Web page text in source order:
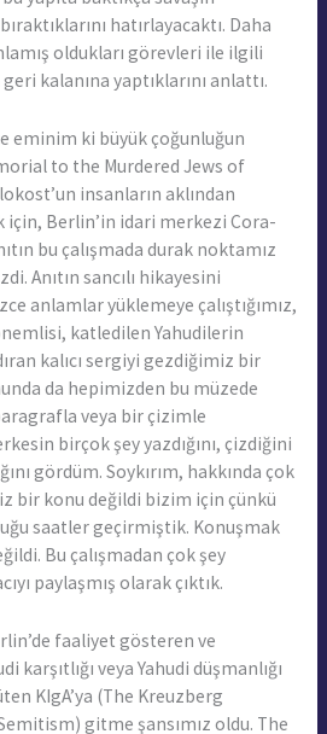
hatırlayacaktı. Daha
oldukları görevleri ile ilgili
kalanına yaptıklarını anlattı.
eminim ki büyük çoğunluğun
to the Murdered Jews of
insanların aklından
Berlin’in idari merkezi Cora-
bu çalışmada durak noktamız
Anıtın sancılı hikayesini
anlamlar yüklemeye çalıştığımız,
katledilen Yahudilerin
kalıcı sergiyi gezdiğimiz bir
da hepimizden bu müzede
veya bir çizimle
birçok şey yazdığını, çizdiğini
gördüm. Soykırım, hakkında çok
bir konu değildi bizim için çünkü
saatler geçirmiştik. Konuşmak
Bu çalışmadan çok şey
paylaşmış olarak çıktık.
faaliyet gösteren ve
veya Yahudi düşmanlığı
KIgA’ya (The Kreuzberg
gitme şansımız oldu. The